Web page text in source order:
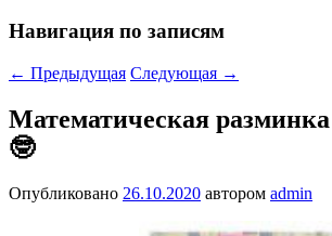
Навигация по записям
← Предыдущая Следующая →
Математическая разминка
🤓
Опубликовано 26.10.2020 автором admin